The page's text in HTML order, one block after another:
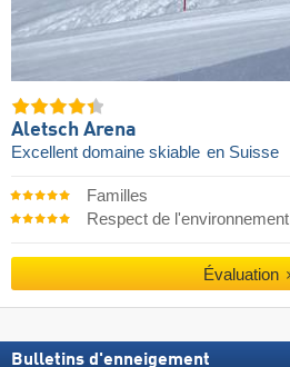
Aletsch Arena
Excellent domaine skiable en Suisse
Familles
Respect de l'environnement
Évaluation
Bulletins d'enneigement